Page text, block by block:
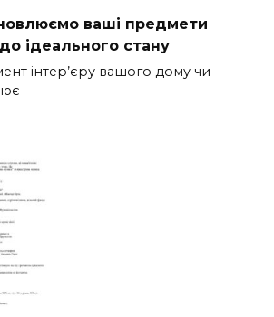
ваші предмети
до ідеального стану
інтер’єру вашого дому чи